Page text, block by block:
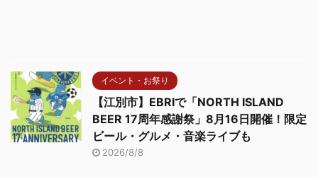
イベント・お祭り
【江別市】EBRIで「NORTH ISLAND
BEER 17周年感謝祭」8月16日開催！限定
ビール・グルメ・音楽ライブも
2026/8/8